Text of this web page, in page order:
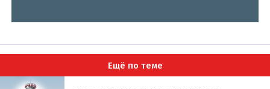
Ещё по теме